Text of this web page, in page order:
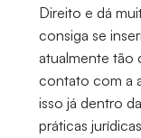
Direito e dá
consiga se
atualmente tão
contato com a
isso já dentro
práticas